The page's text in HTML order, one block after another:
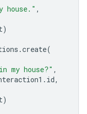
house." ,
)
.create(
my house?" ,
. id,
)